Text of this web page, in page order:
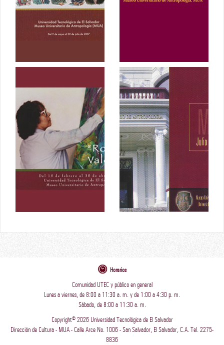
Julio 2007
Junio 2007
Rosa Mena
Valenzuela
Febrero 2007
Memorias
MUA
2007
Horarios
Comunidad UTEC y público en general
Lunes a viernes, de 8:00 a 11:30 a. m. y de 1:00 a 4:30 p. m.
Sábado, de 8:00 a 11:30 a. m.
Copyright© 2026 Universidad Tecnológica de El Salvador
Dirección de Cultura - MUA - Calle Arce No. 1006 - San Salvador, El Salvador, C.A. Tel. 2275-
8836